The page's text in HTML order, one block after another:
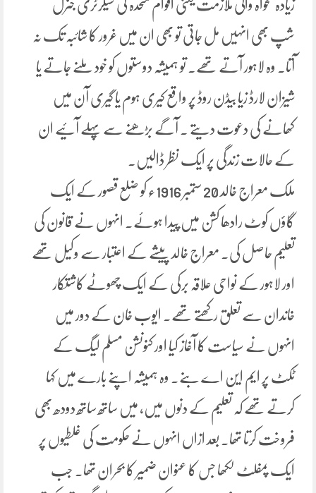
زیادہ تنخواہ والی ملازمت یعنی اقوام متحدہ کی سیکرٹری جنرل
شپ بھی انہیں مل جاتی تو بھی ان میں غرور کا شائبہ تک نہ
آتا۔ وہ لاہور آتے تھے۔ تو ہمیشہ دوستوں کو خود ملنے جاتے یا
شیزان لارڈ زیا بیڈن روڈ پر واقع کیری ہوم یا گیری آن میں
کھانے کی دعوت دیتے ۔ آگے بڑھنے سے پہلے آئیے ان
کے حالات زندگی پر ایک نظر ڈالیں۔
ملک معراج خالد 20 ستمبر 1916ء کو ضلع قصور کے ایک
گاؤں کوٹ رادھا کشن میں پیدا ہوئے۔ انہوں نے قانون کی
تعلیم حاصل کی۔ معراج خالد پیشے کے اعتبار سے وکیل تھے
اور لاہور کے نواحی علاقہ برکی کے ایک چھوٹے کاشتکار
خاندان سے تعلق رکھتے تھے۔ ایوب خان کے دور میں
انہوں نے سیاست کا آغاز کیا اور کنونشن مسلم لیگ کے
ٹکٹ پر ایم این اے بنے۔ وہ ہمیشہ اپنے بارے میں کہا
کرتے تھے کہ تعلیم کے دنوں میں، میں ساتھ ساتھ دودھ بھی
فروخت کرتا تھا۔ بعد ازاں انہوں نے حکومت کی غلطیوں پر
ایک پمفلٹ لکھا جس کا عنوان ضمیر کا بحران تھا۔ جب